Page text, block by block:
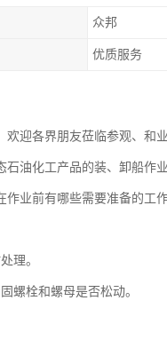
众邦
优质服务
迎各界朋友莅临参观、和业
油化工产品的装、卸船作
业前有哪些需要准备的工作
理。
螺栓和螺母是否松动。